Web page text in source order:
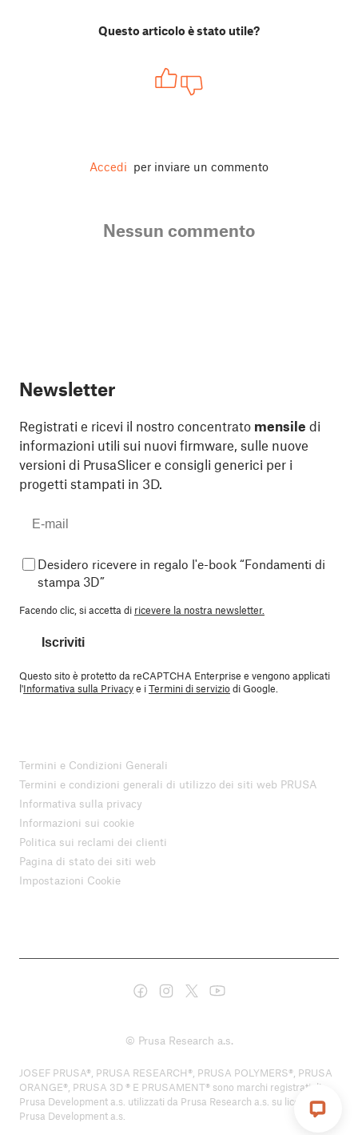
Questo articolo è stato utile?
Accedi per inviare un commento
Nessun commento
Newsletter
Registrati e ricevi il nostro concentrato mensile di
informazioni utili sui nuovi firmware, sulle nuove
versioni di PrusaSlicer e consigli generici per i
progetti stampati in 3D.
Desidero ricevere in regalo l'e-book “Fondamenti di
stampa 3D”
Facendo clic, si accetta di ricevere la nostra newsletter.
Iscriviti
Questo sito è protetto da reCAPTCHA Enterprise e vengono applicati
l'Informativa sulla Privacye iTermini di serviziodi Google.
Termini e Condizioni Generali
Termini e condizioni generali di utilizzo dei siti web PRUSA
Informativa sulla privacy
Informazioni sui cookie
Politica sui reclami dei clienti
Pagina di stato dei siti web
Impostazioni Cookie
© Prusa Research a.s.
JOSEF PRUSA®, PRUSA RESEARCH®, PRUSA POLYMERS®, PRUSA
ORANGE®, PRUSA 3D ® E PRUSAMENT® sono marchi registrati di
Prusa Development a.s. utilizzati da Prusa Research a.s. su licenza di
Prusa Development a.s.